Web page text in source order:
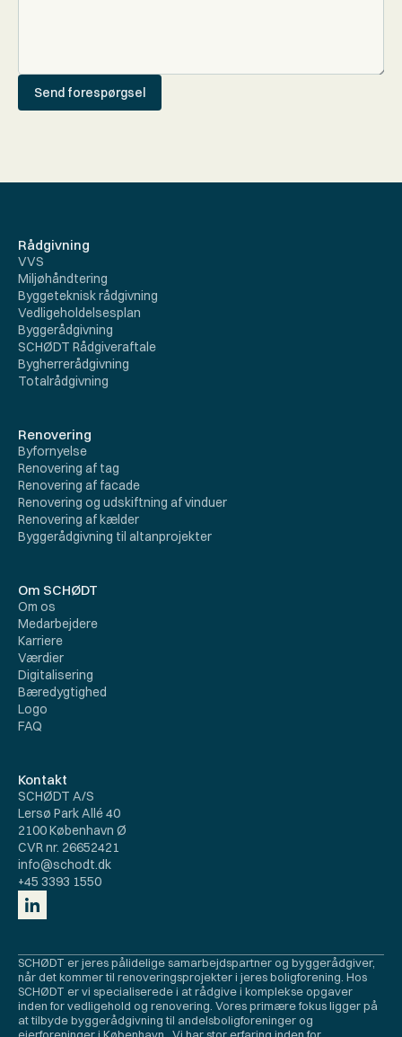
Send forespørgsel
Rådgivning
VVS
Miljøhåndtering
Byggeteknisk rådgivning
Vedligeholdelsesplan
Byggerådgivning
SCHØDT Rådgiveraftale
Bygherrerådgivning
Totalrådgivning
Renovering
Byfornyelse
Renovering af tag
Renovering af facade
Renovering og udskiftning af vinduer
Renovering af kælder
Byggerådgivning til altanprojekter
Om SCHØDT
Om os
Medarbejdere
Karriere
Værdier
Digitalisering
Bæredygtighed
Logo
FAQ
Kontakt
SCHØDT A/S
Lersø Park Allé 40
2100 København Ø
CVR nr. 26652421
info@schodt.dk
+45 3393 1550
SCHØDT er jeres pålidelige samarbejdspartner og byggerådgiver,
når det kommer til renoveringsprojekter i jeres boligforening. Hos
SCHØDT er vi specialiserede i at rådgive i komplekse opgaver
inden for vedligehold og renovering. Vores primære fokus ligger på
at tilbyde byggerådgivning til andelsboligforeninger og